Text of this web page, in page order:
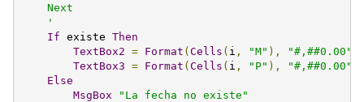
Next
'
If existe Then
TextBox2
= Format (Cells ( i , "M" ), "#,##0.00"
TextBox3
= Format (Cells ( i , "P" ), "#,##0.00"
Else
MsgBox
"La fecha no existe"